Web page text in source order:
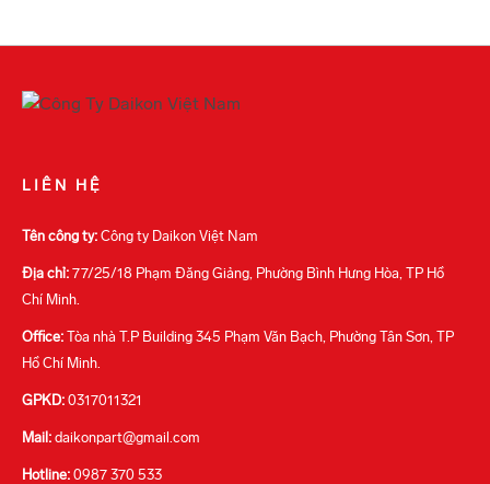
LIÊN HỆ
Tên công ty: Công ty Daikon Việt Nam
Địa chỉ: 77/25/18 Phạm Đăng Giảng, Phường Bình Hưng Hòa, TP Hồ
Chí Minh.
Office: Tòa nhà T.P Building 345 Phạm Văn Bạch, Phường Tân Sơn, TP
Hồ Chí Minh.
GPKD: 0317011321
Mail: daikonpart@gmail.com
Hotline: 0987 370 533